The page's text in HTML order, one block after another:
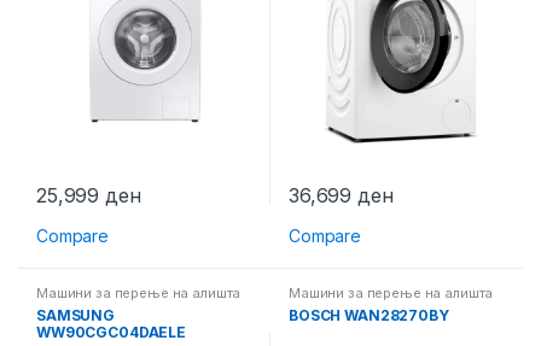
25,999 ден
Compare
36,699 ден
Compare
Машини за перење на алишта
SAMSUNG
WW90CGC04DAELE
Машини за перење на алишта
BOSCH WAN28270BY